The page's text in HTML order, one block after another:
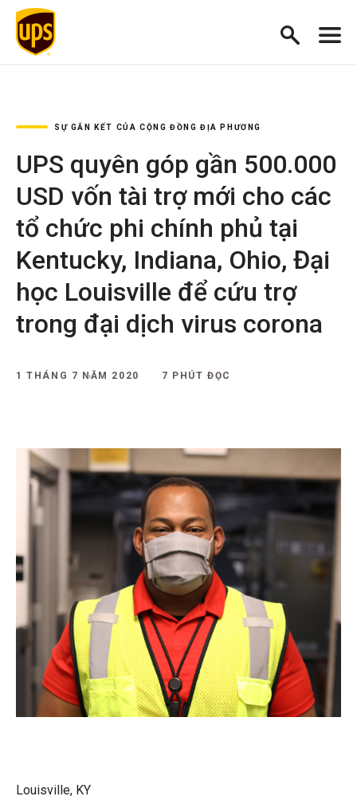
SỰ GẮN KẾT CỦA CỘNG ĐỒNG ĐỊA PHƯƠNG
UPS quyên góp gần 500.000
USD vốn tài trợ mới cho các
tổ chức phi chính phủ tại
Kentucky, Indiana, Ohio, Đại
học Louisville để cứu trợ
trong đại dịch virus corona
1 THÁNG 7 NĂM 2020 7 PHÚT ĐỌC
Louisville, KY